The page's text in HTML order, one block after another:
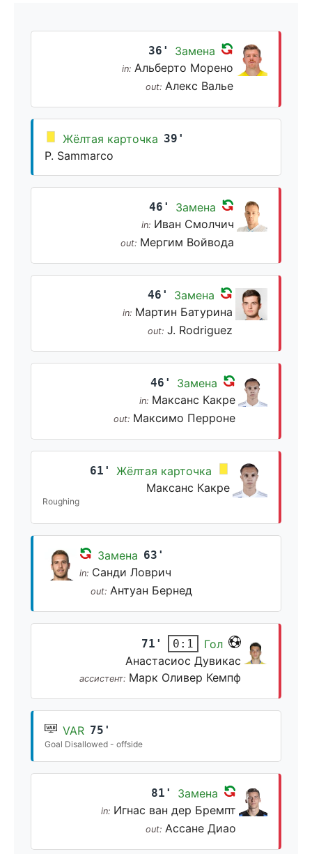
36' Замена
in: Альберто Морено
out: Алекс Валье
Жёлтая карточка 39'
P. Sammarco
46' Замена
in: Иван Смолчич
out: Мергим Войвода
46' Замена
in: Мартин Батурина
out: J. Rodriguez
46' Замена
in: Максанс Какре
out: Максимо Перроне
61'
Жёлтая карточка
Максанс Какре
Roughing
Замена 63'
in: Санди Ловрич
out: Антуан Бернед
71' 0:1
Гол
Анастасиос Дувикас
ассистент: Марк Оливер Кемпф
VAR 75'
Goal Disallowed - offside
81' Замена
in: Игнас ван дер Бремпт
out: Ассане Диао